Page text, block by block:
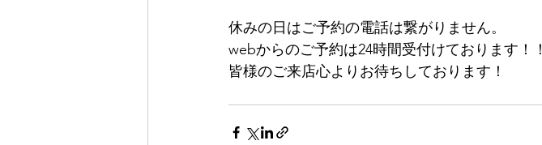
休みの日はご予約の電話は繋がりません。
webからのご予約は24時間受付けております！！
皆様のご来店心よりお待ちしております！